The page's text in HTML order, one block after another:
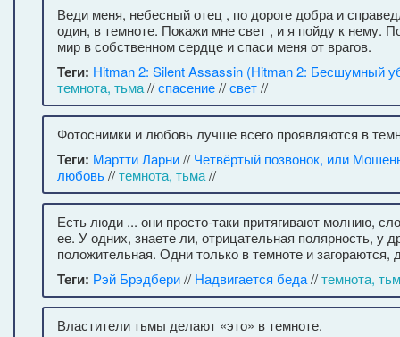
Веди меня, небесный отец , по дороге добра и
один, в темноте. Покажи мне свет , и я пойду к нему.
мир в собственном сердце и спаси меня от врагов.
Теги: Hitman 2: Silent Assassin (Hitman 2: Бесшумный
темнота, тьма//спасение//свет//
Фотоснимки и любовь лучше всего проявляются в
Теги: Мартти Ларни// Четвёртый позвонок, или
любовь//темнота, тьма//
Есть люди ... они просто-таки притягивают молнию,
ее. У одних, знаете ли, отрицательная полярность, у
положительная. Одни только в темноте и загораются,
Теги: Рэй Брэдбери// Надвигается беда//темнота,
Властители тьмы делают «это» в темноте.